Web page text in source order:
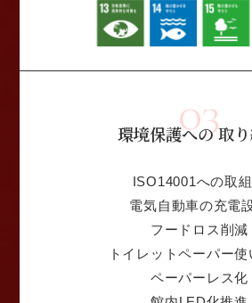
03
環境保護への取
ISO14001への取
電気自動車の充電
フードロス削減
トイレットペーパー使
ペーパーレス化